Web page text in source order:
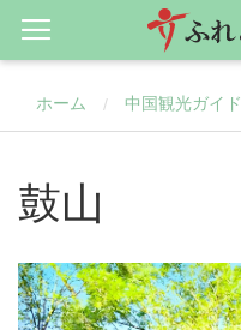
ホーム / 中国観光ガイド
鼓山